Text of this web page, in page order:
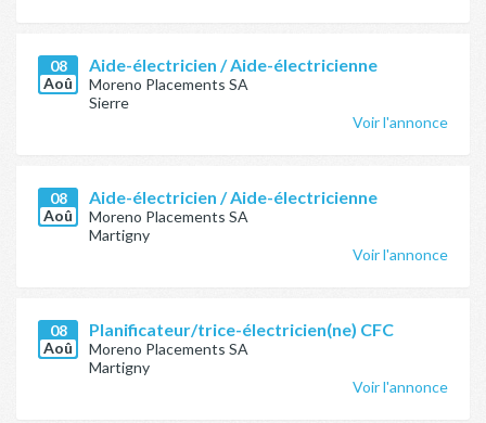
08
Aoû
Aide-électricien / Aide-électricienne
Moreno Placements SA
Sierre
Voir l'annonce
08
Aoû
Aide-électricien / Aide-électricienne
Moreno Placements SA
Martigny
Voir l'annonce
08
Aoû
Planificateur/trice-électricien(ne) CFC
Moreno Placements SA
Martigny
Voir l'annonce